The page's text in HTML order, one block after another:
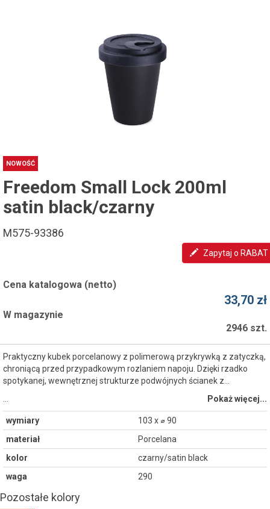
NOWOŚĆ
Freedom Small Lock 200ml
satin black/czarny
M575-93386
Zapytaj o RABAT
Cena katalogowa (netto)
33,70 zł
W magazynie
2946 szt.
Praktyczny kubek porcelanowy z polimerową przykrywką z zatyczką,
chroniącą przed przypadkowym rozlaniem napoju. Dzięki rzadko
spotykanej, wewnętrznej strukturze podwójnych ścianek z...
…
Pokaż więcej...
wymiary
103 x ⌀ 90
materiał
Porcelana
kolor
czarny/satin black
waga
290
Pozostałe kolory